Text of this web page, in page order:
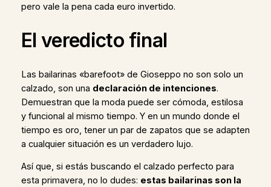
pero vale la pena cada euro invertido.
El veredicto final
Las bailarinas «barefoot» de Gioseppo no son solo un
calzado, son una declaración de intenciones.
Demuestran que la moda puede ser cómoda, estilosa
y funcional al mismo tiempo. Y en un mundo donde el
tiempo es oro, tener un par de zapatos que se adapten
a cualquier situación es un verdadero lujo.
Así que, si estás buscando el calzado perfecto para
esta primavera, no lo dudes: estas bailarinas son la